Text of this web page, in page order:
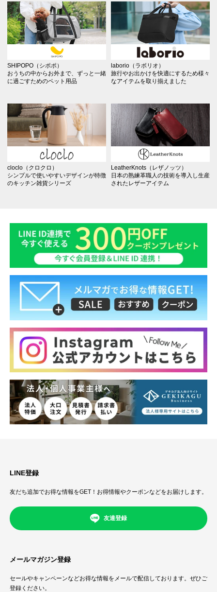
SHIPOPO（シポポ）
おうちの中からお外まで、ずっと一緒
に過ごすためのペット用品
laborio（ラボリオ）
旅行やお出かけを快適にするため様々
なアイテムを取り揃えました
cloclo（クロクロ）
シンプルで使いやすいデザインが特徴
のキッチン雑貨シリーズ
LeatherKnots（レザノッツ）
日本の熟練革職人の技術を導入し生産
されたレザーアイテム
LINE登録
友だち追加でお得な情報をGET！お得情報やクーポンなどをお届けします。
友達登録
メールマガジン登録
セールやキャンペーンなどお得な情報をメールで配信しております。ぜひご
登録ください。